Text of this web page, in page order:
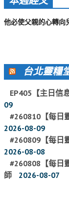
裝備課程
靈修進度
活動相簿
聚會剪影
聚會剪影
他必使父親的心轉向
台北靈糧
EP405【主日信
09
#260810【每日
2026-08-09
#260809【每日
2026-08-08
#260808【每日
師
2026-08-07